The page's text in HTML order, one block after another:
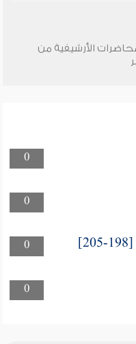
الأرشيفية من
0
0
0
0